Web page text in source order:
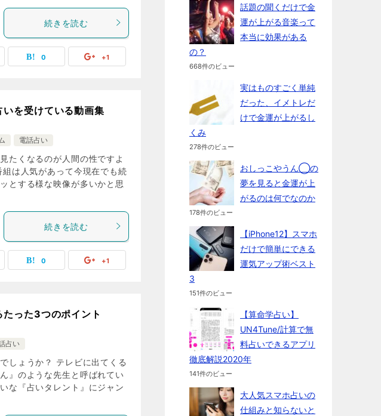
続きを読む
0 +1
を受けている動画集
電話占い
たくなるのが人間の性ですよ
は人気があって今現在でも続
とする様な映像が多いかと思
続きを読む
0 +1
った3つのポイント
占い
しょうか？ テレビに出てくる
』のような先生と呼ばれてい
な『占いタレント』にジャン
話題の聞くだけで金
運が上がる音楽って
本当に効果がある
の？
668件のビュー
実はものすごく単純
だった、イメトレだ
けで金運が上がるし
くみ
278件のビュー
おしっこやうん◯の
夢を見ると金運が上
がるのは何でなのか
178件のビュー
【iPhone12】スマホ
だけで簡単にできる
運気アップ術ベスト
3
151件のビュー
【算命学占い】
UN4Tune/計算で無
料占いできるアプリ
徹底解説2020年
141件のビュー
大人気スマホ占いの
仕組みと知らないと